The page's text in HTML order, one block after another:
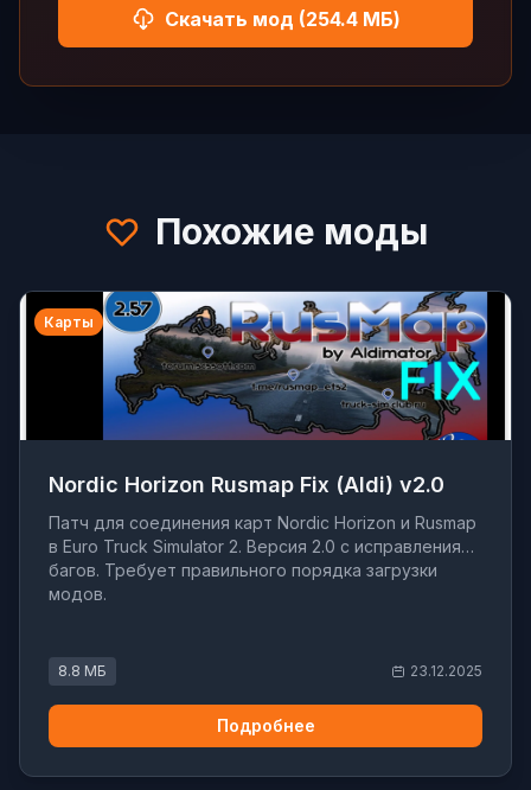
Скачать мод (254.4 МБ)
Похожие моды
Карты
Nordic Horizon Rusmap Fix (Aldi) v2.0
Патч для соединения карт Nordic Horizon и Rusmap
в Euro Truck Simulator 2. Версия 2.0 с исправлениями
багов. Требует правильного порядка загрузки
модов.
8.8 МБ 23.12.2025
Подробнее